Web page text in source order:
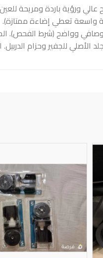
عالي ورؤية باردة ومريحة
قوي وعدسة واسعة تعطي إضاءة
وواضح (شرط الفحص).
الأصلي للجفير وحزام